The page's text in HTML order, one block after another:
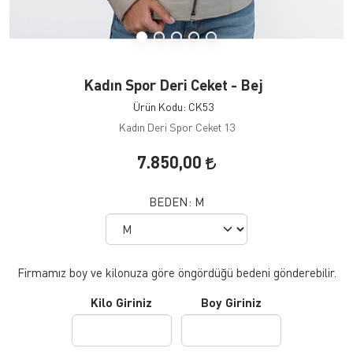
Kadın Spor Deri Ceket - Bej
Ürün Kodu: CK53
Kadın Deri Spor Ceket 13
7.850,00
BEDEN: M
Firmamız boy ve kilonuza göre öngördüğü bedeni gönderebilir.
Kilo Giriniz Boy Giriniz